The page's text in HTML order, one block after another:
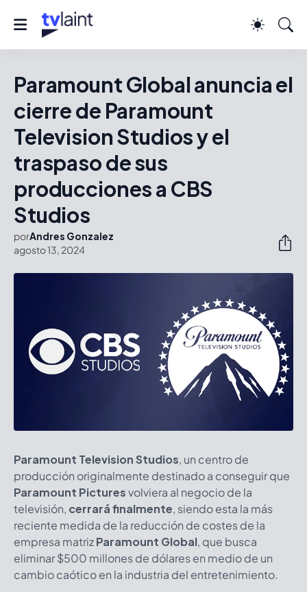
Paramount Global anuncia el
cierre de Paramount
Television Studios y el
traspaso de sus
producciones a CBS
Studios
porAndres Gonzalez
agosto 13, 2024
Paramount Television Studios, un centro de
producción originalmente destinado a conseguir que
Paramount Picturesvolviera al negocio de la
televisión, cerrará finalmente, siendo esta la más
reciente medida de la reducción de costes de la
empresa matrizParamount Global, que busca
eliminar $500 millones de dólares en medio de un
cambio caótico en la industria del entretenimiento.